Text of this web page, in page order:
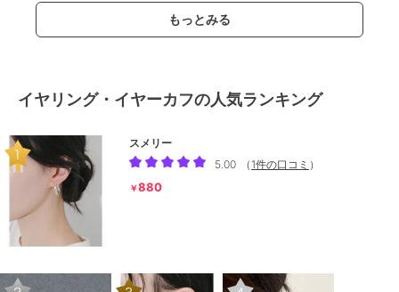
もっとみる
イヤリング・イヤーカフの人気ランキング
スメリー
5.00
（ 1件の口コミ ）
￥880